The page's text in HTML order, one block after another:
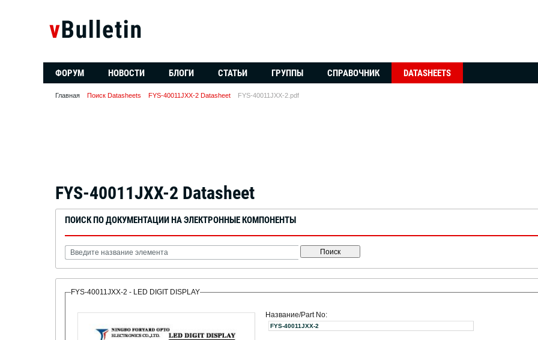
ФОРУМ НОВОСТИ БЛОГИ СТАТЬИ ГРУППЫ СПРАВОЧНИК DATASHEETS
Главная Поиск Datasheets FYS-40011JXX-2 Datasheet FYS-40011JXX-2.pdf
FYS-40011JXX-2 Datasheet
ПОИСК ПО ДОКУМЕНТАЦИИ НА ЭЛЕКТРОННЫЕ КОМПОНЕНТЫ
Поиск
FYS-40011JXX-2 - LED DIGIT DISPLAY
Название/Part No:
FYS-40011JXX-2